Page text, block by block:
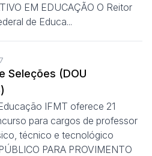
EM EDUCAÇÃO O Reitor
de Educa...
Seleções (DOU
IFMT oferece 21
para cargos de professor
técnico e tecnológico
PARA PROVIMENTO